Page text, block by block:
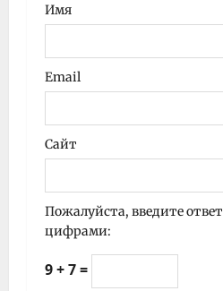
Имя
Email
Сайт
Пожалуйста, введите ответ
цифрами:
9 + 7 =